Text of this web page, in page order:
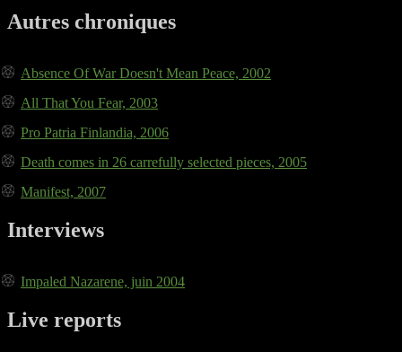
Autres chroniques
Absence Of War Doesn't Mean Peace, 2002
All That You Fear, 2003
Pro Patria Finlandia, 2006
Death comes in 26 carrefully selected pieces, 2005
Manifest, 2007
Interviews
Impaled Nazarene, juin 2004
Live reports